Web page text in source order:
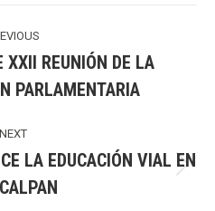
post:
XXII REUNIÓN DE LA
PARLAMENTARIA
NEXT
post:
LA EDUCACIÓN VIAL EN